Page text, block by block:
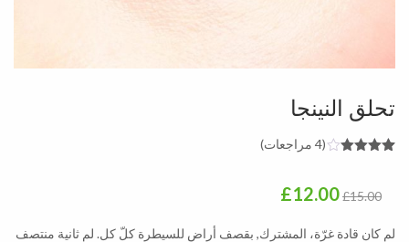
تحلق النينجا
من 5 بناءً
على تقييم
(
4مراجعات)
£15.00
السعر
الأصلي
£12.00
الحالي
لم كان قادة غرّة، المشترك, بقصف أراض للسيطرة كلّ كل. لم ثانية منتصف